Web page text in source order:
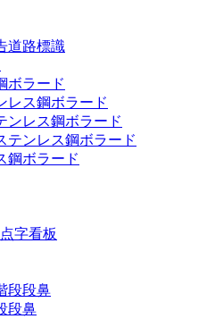
道路標識
ボラード
レス鋼ボラード
ンレス鋼ボラード
テンレス鋼ボラード
鋼ボラード
字看板
段段鼻
段鼻